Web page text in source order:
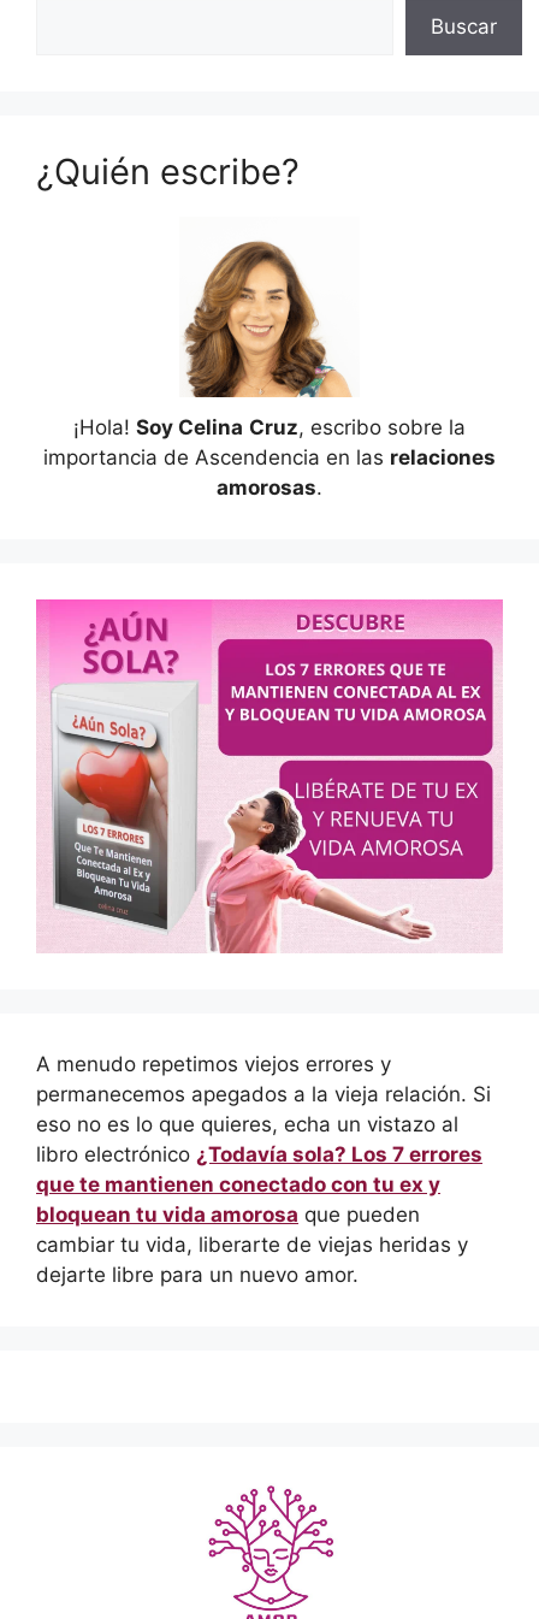
Buscar
¿Quién escribe?
¡Hola! Soy Celina Cruz, escribo sobre la
importancia de Ascendencia en las relaciones
amorosas.
A menudo repetimos viejos errores y
permanecemos apegados a la vieja relación. Si
eso no es lo que quieres, echa un vistazo al
libro electrónico ¿Todavía sola? Los 7 errores
que te mantienen conectado con tu ex y
bloquean tu vida amorosa que pueden
cambiar tu vida, liberarte de viejas heridas y
dejarte libre para un nuevo amor.